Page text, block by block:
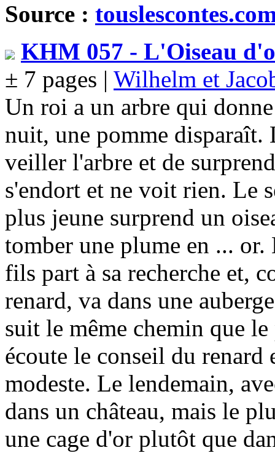
Source :
KHM 057 - L'Oiseau
± 7 pages | Wilhelm et
Un roi a un arbre qui
nuit, une pomme disparaît.
veiller l'arbre et de
s'endort et ne voit rien. Le
plus jeune surprend un
tomber une plume en ...
fils part à sa recherche et,
renard, va dans une
suit le même chemin que
écoute le conseil du
modeste. Le lendemain,
dans un château, mais le
une cage d'or plutôt que